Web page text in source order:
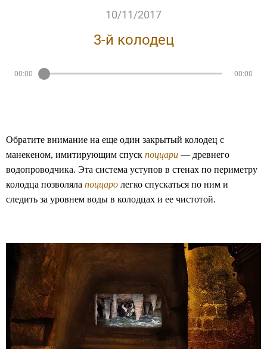
10/11/2017
3-й колодец
00:00 00:00
Обратите внимание на еще один закрытый колодец с
манекеном, имитирующим спуск поццари — древнего
водопроводчика. Эта система уступов в стенах по периметру
колодца позволяла поццаро легко спускаться по ним и
следить за уровнем воды в колодцах и ее чистотой.